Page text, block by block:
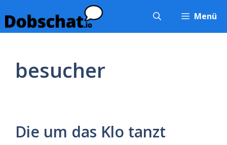
Inhalt
springen
Menü
besucher
Die um das Klo tanzt